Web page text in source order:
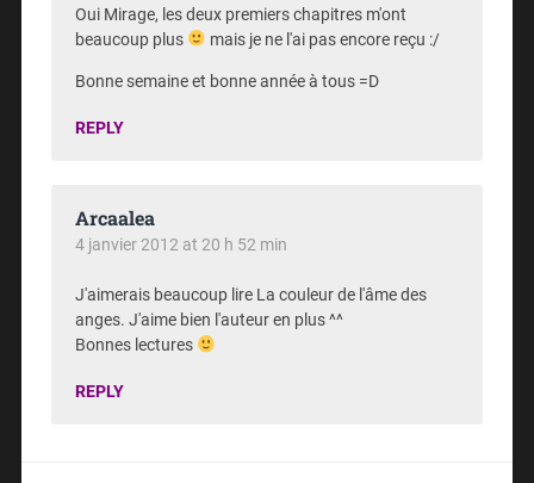
Oui Mirage, les deux premiers chapitres m'ont
beaucoup plus
mais je ne l'ai pas encore reçu :/
Bonne semaine et bonne année à tous =D
REPLY
Arcaalea
4 janvier 2012 at 20 h 52 min
J'aimerais beaucoup lire La couleur de l'âme des
anges. J'aime bien l'auteur en plus ^^
Bonnes lectures
REPLY